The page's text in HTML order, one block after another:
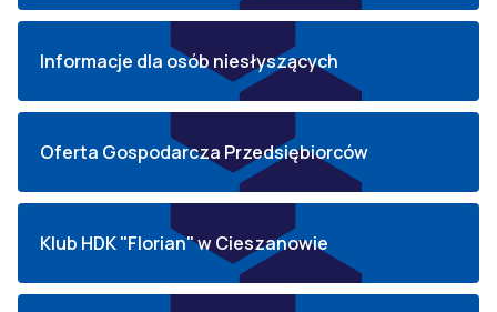
Informacje dla osób niesłyszących
Oferta Gospodarcza Przedsiębiorców
Klub HDK "Florian" w Cieszanowie